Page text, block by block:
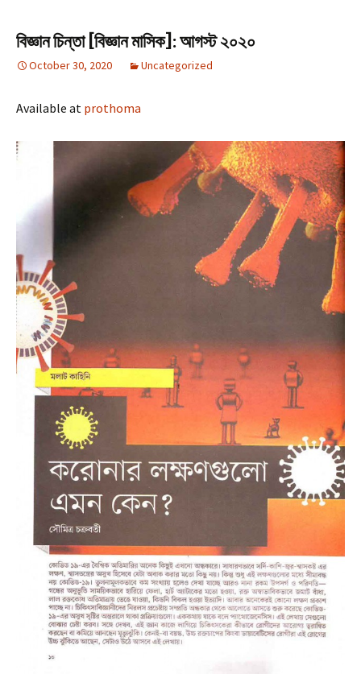
বিজ্ঞান চিন্তা [বিজ্ঞান মাসিক]: আগস্ট ২০২০
October 30, 2020 Uncategorized
Available at prothoma